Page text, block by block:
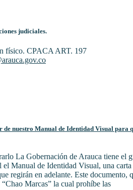
judiciales.
físico. CPACA ART. 197
nuestro Manual de Identidad Visual para
La Gobernación de Arauca tiene el
el Manual de Identidad Visual, una
regirán en adelante. Este documento,
Marcas” la cual prohíbe las